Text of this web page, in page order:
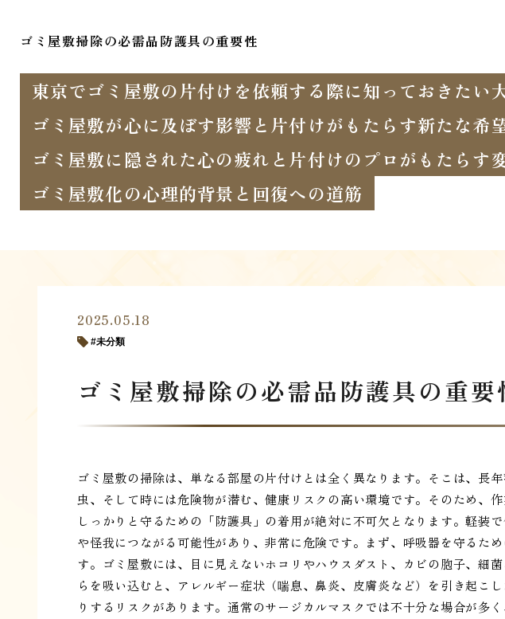
ゴミ屋敷掃除の必需品防護具の重要性
東京でゴミ屋敷の片付けを依頼する際に知っておきたい
ゴミ屋敷が心に及ぼす影響と片付けがもたらす新たな希
ゴミ屋敷に隠された心の疲れと片付けのプロがもたらす
ゴミ屋敷化の心理的背景と回復への道筋
2025.05.18
未分類
ゴミ屋敷掃除の必需品防護具の重要
ゴミ屋敷の掃除は、単なる部屋の片付けとは全く異なります。そこは、長
虫、そして時には危険物が潜む、健康リスクの高い環境です。そのため、
しっかりと守るための「防護具」の着用が絶対に不可欠となります。軽装
や怪我につながる可能性があり、非常に危険です。まず、呼吸器を守るた
す。ゴミ屋敷には、目に見えないホコリやハウスダスト、カビの胞子、細
らを吸い込むと、アレルギー症状（喘息、鼻炎、皮膚炎など）を引き起こ
りするリスクがあります。通常のサージカルマスクでは不十分な場合が多